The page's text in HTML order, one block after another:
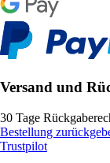
Versand und
30 Tage
Bestellung
Trustpilot